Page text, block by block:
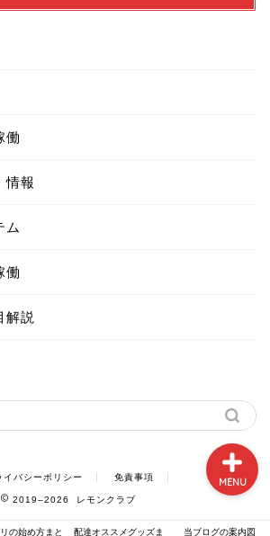
働
情報
ム
働
解説
イバシーポリシー 免責事項
2019–2026 レモンクラブ
の始め方まと 配達オススメグッズま 当ブログの案内図
MENU
フーデリの始め方まとめ
配達オススメグッズまとめ